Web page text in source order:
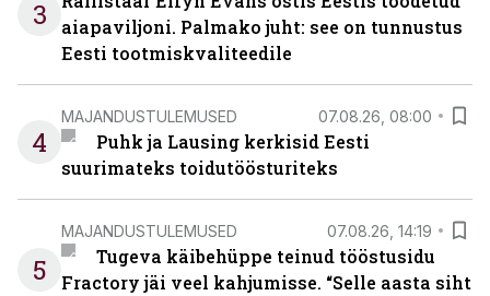
3
aiapaviljoni. Palmako juht: see on tunnustus
Eesti tootmiskvaliteedile
4
MAJANDUSTULEMUSED 07.08.26, 08:00
Puhk ja Lausing kerkisid Eesti
suurimateks toidutöösturiteks
5
MAJANDUSTULEMUSED 07.08.26, 14:19
Tugeva käibehüppe teinud tööstusidu
Fractory jäi veel kahjumisse. “Selle aasta siht